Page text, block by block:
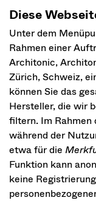
Diese
Unter dem
Rahmen einer
Architonic,
Zürich, Schweiz,
können Sie das
Hersteller, die wir
filtern. Im Rahmen
während der
etwa für die
Funktion kann
keine